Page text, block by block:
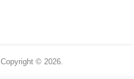
Copyright © 2026.